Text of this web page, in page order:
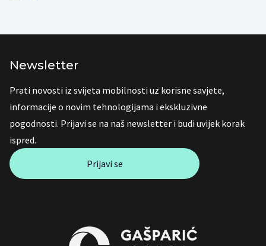
Newsletter
Prati novosti iz svijeta mobilnosti uz korisne savjete,
informacije o novim tehnologijama i ekskluzivne
pogodnosti. Prijavi se na naš newsletter i budi uvijek korak
ispred.
Prijavi se